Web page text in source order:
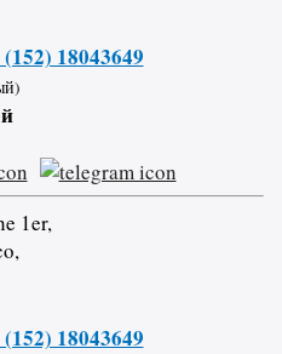
18043649
1er,
18043649